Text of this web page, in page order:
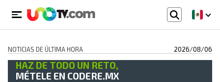
NOTICIAS DE ÚLTIMA HORA 2026/08/06
HAZ DE TODO UN RETO,
MÉTELE EN CODERE.MX